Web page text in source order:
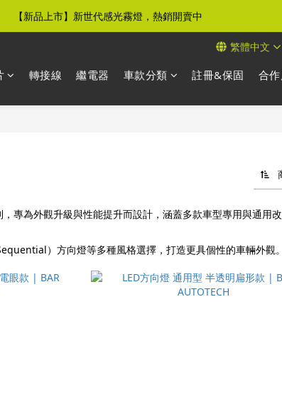
【免運優惠】全館滿$500元即享免運優惠
【新品上市】新世代感光霧燈，熱銷開賣中
繁體中文
轉接線 繼電器 車款分類 註冊&保固 合
，專為外觀升級與性能提升而設計，涵蓋多款車型專用與通
）方向燈等多種風格選擇，打造更具個性的車輛外觀